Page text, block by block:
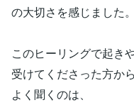
の大切さを感じました。
このヒーリングで起き
受けてくださった方から
よく聞くのは、